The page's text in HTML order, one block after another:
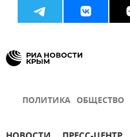
ПОЛИТИКА ОБЩЕСТВО